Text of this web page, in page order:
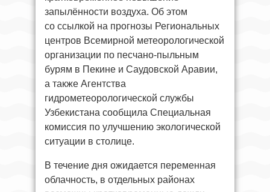
запылённости воздуха. Об этом
со ссылкой на прогнозы Региональных
центров Всемирной метеорологической
организации по песчано-пыльным
бурям в Пекине и Саудовской Аравии,
а также Агентства
гидрометеорологической службы
Узбекистана сообщила Специальная
комиссия по улучшению экологической
ситуации в столице.
В течение дня ожидается переменная
облачность, в отдельных районах